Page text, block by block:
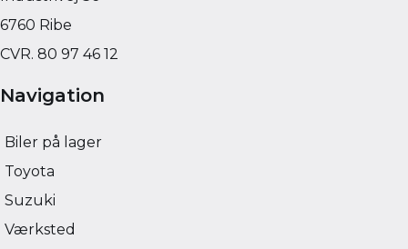
FINANSIERING
6760 Ribe
CVR. 80 97 46 12
Navigation
Biler på lager
Toyota
Suzuki
Værksted